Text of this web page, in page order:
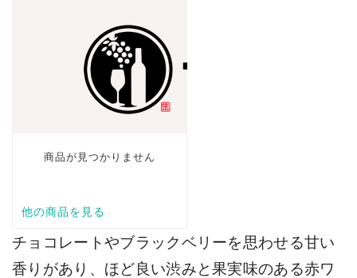
チョコレートやブラックベリーを思わせる甘い
香りがあり、ほど良い渋みと果実味のある赤ワ